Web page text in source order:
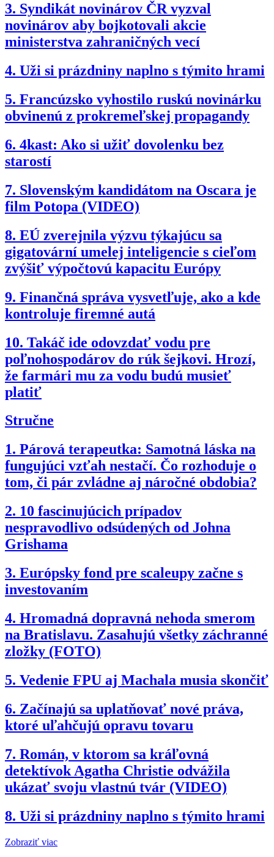
3. Syndikát novinárov ČR vyzval
novinárov aby bojkotovali akcie
ministerstva zahraničných vecí
4. Uži si prázdniny naplno s týmito hrami
5. Francúzsko vyhostilo ruskú novinárku
obvinenú z prokremeľskej propagandy
6. 4kast: Ako si užiť dovolenku bez
starostí
7. Slovenským kandidátom na Oscara je
film Potopa (VIDEO)
8. EÚ zverejnila výzvu týkajúcu sa
gigatovární umelej inteligencie s cieľom
zvýšiť výpočtovú kapacitu Európy
9. Finančná správa vysvetľuje, ako a kde
kontroluje firemné autá
10. Takáč ide odovzdať vodu pre
poľnohospodárov do rúk šejkovi. Hrozí,
že farmári mu za vodu budú musieť
platiť
Stručne
1. Párová terapeutka: Samotná láska na
fungujúci vzťah nestačí. Čo rozhoduje o
tom, či pár zvládne aj náročné obdobia?
2. 10 fascinujúcich prípadov
nespravodlivo odsúdených od Johna
Grishama
3. Európsky fond pre scaleupy začne s
investovaním
4. Hromadná dopravná nehoda smerom
na Bratislavu. Zasahujú všetky záchranné
zložky (FOTO)
5. Vedenie FPU aj Machala musia skončiť
6. Začínajú sa uplatňovať nové práva,
ktoré uľahčujú opravu tovaru
7. Román, v ktorom sa kráľovná
detektívok Agatha Christie odvážila
ukázať svoju vlastnú tvár (VIDEO)
8. Uži si prázdniny naplno s týmito hrami
Zobraziť viac